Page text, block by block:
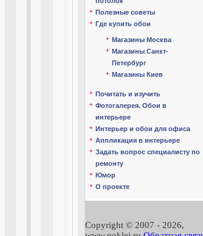
Полезные советы
Где купить обои
Магазины Москва
Магазины Санкт-
Петербург
Магазины Киев
Почитать и изучить
Фотогалерея. Обои в
интерьере
Интерьер и обои для офиса
Аппликация в интерьере
Задать вопрос специалисту по
ремонту
Юмор
О проекте
Copyright © 2007 - 2026,